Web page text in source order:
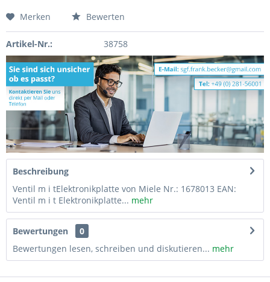
Merken Bewerten
Artikel-Nr.: 38758
Beschreibung
Ventil m i tElektronikplatte von Miele Nr.: 1678013 EAN:
Ventil m i t Elektronikplatte... mehr
Bewertungen
0
Bewertungen lesen, schreiben und diskutieren... mehr